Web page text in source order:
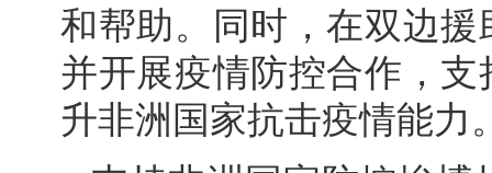
和帮助。同时，在双边
并开展疫情防控合作，
升非洲国家抗击疫情能力